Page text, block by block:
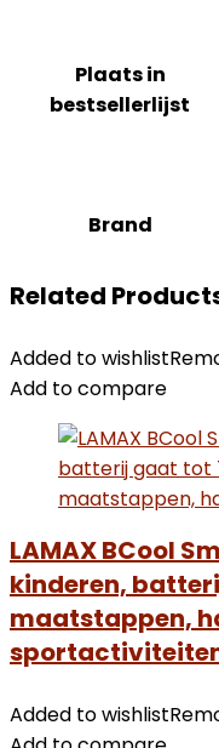
Plaats in
bestsellerlijst
Brand
Related
Added to wishlist
Add to compare
LAMAX BCool
kinderen,
maatstappen,
Added to wishlist